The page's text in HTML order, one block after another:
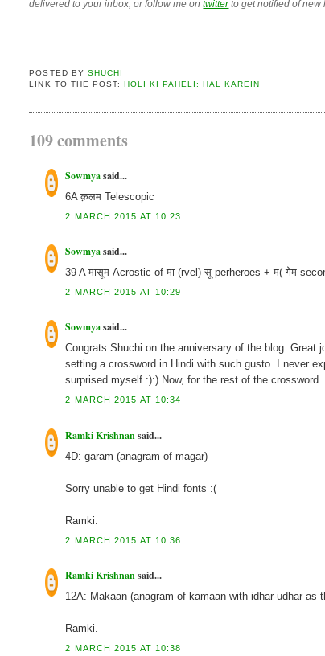
delivered to your inbox, or follow me ontwitterto get notified of new
POSTED BY SHUCHI
LINK TO THE POST: HOLI KI PAHELI: HAL KAREIN
109 comments
Sowmyasaid...
6A क़लम Telescopic
2 MARCH 2015 AT 10:23
Sowmyasaid...
39 A मासूम Acrostic of मा (rvel) सू perheroes + म( गेम
2 MARCH 2015 AT 10:29
Sowmyasaid...
Congrats Shuchi on the anniversary of the blog.
setting a crossword in Hindi with such gusto. I never
surprised myself :):) Now, for the rest of the crossword..
2 MARCH 2015 AT 10:34
Ramki Krishnansaid...
4D: garam (anagram of magar)
Sorry unable to get Hindi fonts :(
Ramki.
2 MARCH 2015 AT 10:36
Ramki Krishnansaid...
12A: Makaan (anagram of kamaan with idhar-udhar as
Ramki.
2 MARCH 2015 AT 10:38